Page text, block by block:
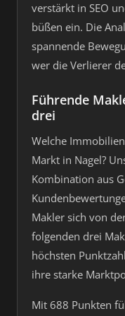
verstärkt in SEO
büßen ein. Die
spannende
wer die Verlierer
Führende
drei
Welche
Markt in Nagel?
Kombination aus
Makler sich von
folgenden drei
höchsten
ihre starke
Mit 688 Punkten